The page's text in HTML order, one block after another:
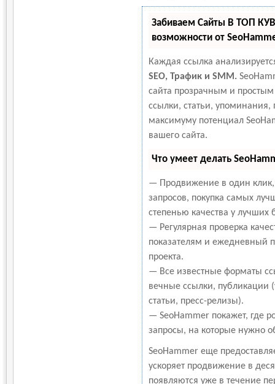
Забиваем Сайты В ТОП
возможности от
Каждая ссылка
SEO, Трафик и SMM.
сайта прозрачным и
ссылки, статьи, упоминания,
максимуму потенциал
вашего сайта.
Что умеет делать
— Продвижение в один клик,
запросов, покупка самых
степенью качества у лучших
— Регулярная проверка
показателям и ежедневный
проекта.
— Все известные форматы
вечные ссылки,
статьи, пресс-релизы).
— SeoHammer покажет, где
запросы, на которые нужно
SeoHammer еще
ускоряет продвижение в
появляются уже в течение